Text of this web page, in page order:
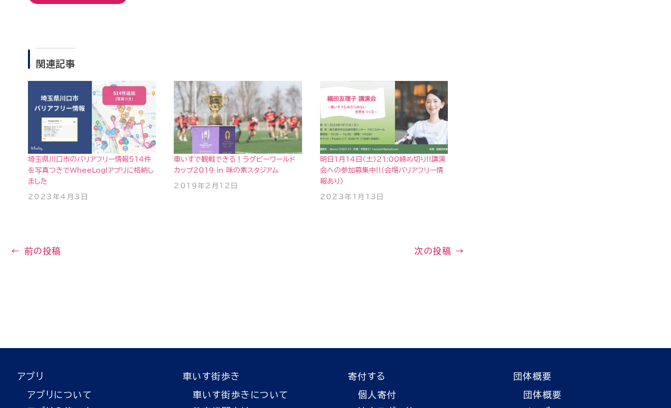
関連記事
埼玉県川口市のバリアフリー情報514件
を写真つきでWheeLog!アプリに格納し
ました
2023年4月3日
車いすで観戦できる！ラグビーワールド
カップ2019 in 味の素スタジアム
2019年2月12日
明日1月14日(土)21:00締め切り!!講演
会への参加募集中!!（会場バリアフリー情
報あり）
2023年1月13日
← 前の投稿 次の投稿 →
アプリ
アプリについて
車いす街歩き
車いす街歩きについて
寄付する
個人寄付
団体概要
団体概要